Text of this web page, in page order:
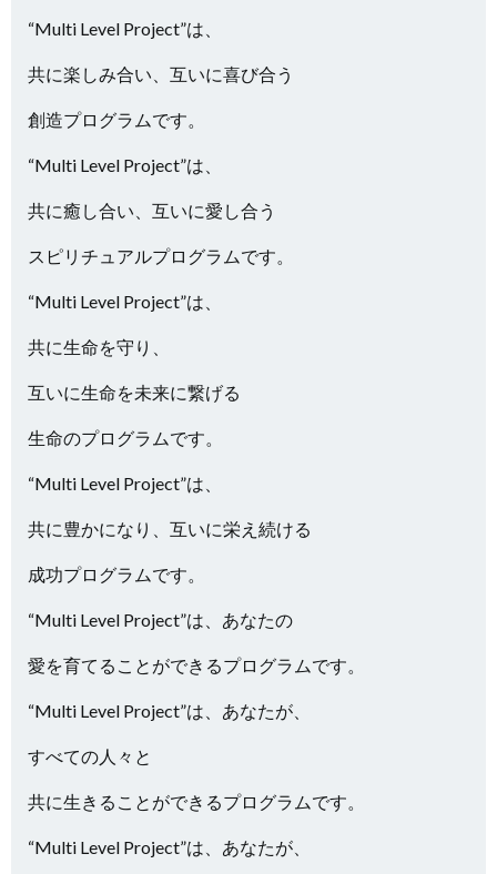
“Multi Level Project”は、
共に楽しみ合い、互いに喜び合う
創造プログラムです。
“Multi Level Project”は、
共に癒し合い、互いに愛し合う
スピリチュアルプログラムです。
“Multi Level Project”は、
共に生命を守り、
互いに生命を未来に繋げる
生命のプログラムです。
“Multi Level Project”は、
共に豊かになり、互いに栄え続ける
成功プログラムです。
“Multi Level Project”は、あなたの
愛を育てることができるプログラムです。
“Multi Level Project”は、あなたが、
すべての人々と
共に生きることができるプログラムです。
“Multi Level Project”は、あなたが、